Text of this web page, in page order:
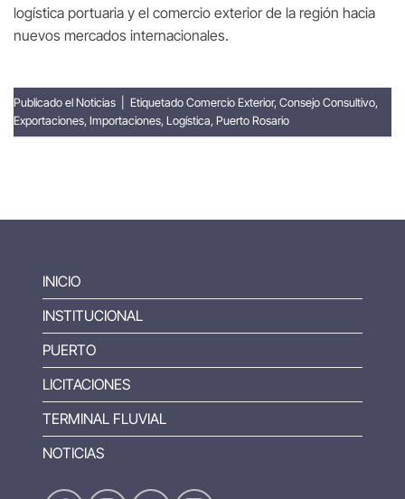
logística portuaria y el comercio exterior de la región hacia
nuevos mercados internacionales.
Publicado el Noticias Etiquetado Comercio Exterior, Consejo Consultivo,
Exportaciones, Importaciones, Logística, Puerto Rosario
INICIO
INSTITUCIONAL
PUERTO
LICITACIONES
TERMINAL FLUVIAL
NOTICIAS